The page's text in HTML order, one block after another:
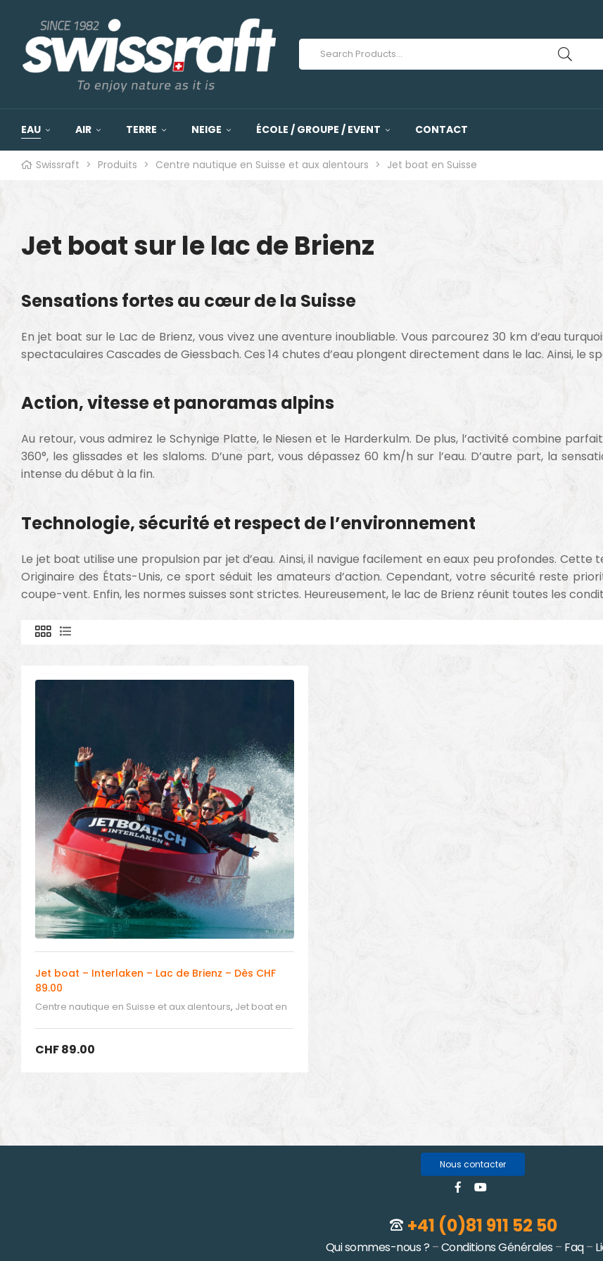
EAU AIR TERRE NEIGE ÉCOLE / GROUPE / EVENT CONTACT
Swissraft > Produits > Centre nautique en Suisse et aux alentours > Jet boat en Suisse
Jet boat sur le lac de Brienz
Sensations fortes au cœur de la Suisse
En jet boat sur le Lac de Brienz, vous vivez une aventure inoubliable. Vous parcourez 30 km d’eau
spectaculaires Cascades de Giessbach. Ces 14 chutes d’eau plongent directement dans le lac. Ainsi, le
Action, vitesse et panoramas alpins
Au retour, vous admirez le Schynige Platte, le Niesen et le Harderkulm. De plus, l’activité combine
360°, les glissades et les slaloms. D’une part, vous dépassez 60 km/h sur l’eau. D’autre part, la
intense du début à la fin.
Technologie, sécurité et respect de l’environnement
Le jet boat utilise une propulsion par jet d’eau. Ainsi, il navigue facilement en eaux peu profondes.
Originaire des États-Unis, ce sport séduit les amateurs d’action. Cependant, votre sécurité reste
coupe-vent. Enfin, les normes suisses sont strictes. Heureusement, le lac de Brienz réunit toutes les
Jet boat – Interlaken – Lac de Brienz – Dès CHF
89.00
Centre nautique en Suisse et aux alentours, Jet boat en
CHF89.00
Nous contacter
+41 (0)81 911 52 50
Qui sommes-nous ? –Conditions Générales – Faq–